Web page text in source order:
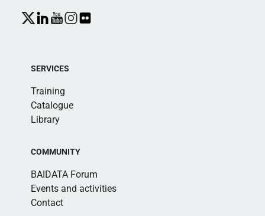
SERVICES
Training
Catalogue
Library
COMMUNITY
BAIDATA Forum
Events and activities
Contact